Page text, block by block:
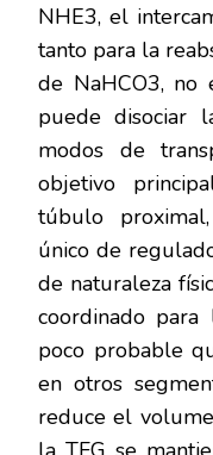
NHE3, el
tanto para la
de NaHCO3, no
puede disociar
modos de
objetivo
túbulo
único de
de naturaleza
coordinado
poco probable
en otros
reduce el